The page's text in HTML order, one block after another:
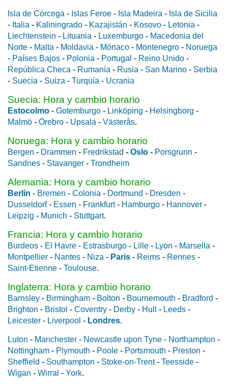
Isla de Córcega - Islas Feroe - Isla Madeira - Isla de Sicilia
- Italia - Kaliningrado - Kazajistán - Kosovo - Letonia -
Liechtenstein - Lituania - Luxemburgo - Macedonia del
Norte - Malta - Moldavia - Mónaco - Montenegro - Noruega
- Países Bajos - Polonia - Portugal - Reino Unido -
República Checa - Rumanía - Rusia - San Marino - Serbia
- Suecia - Suiza - Turquía - Ucrania
Suecia: Hora y cambio horario
Estocolmo - Gotemburgo - Linköping - Helsingborg -
Malmö - Örebro - Upsala - Västerås.
Noruega: Hora y cambio horario
Bergen - Drammen - Fredrikstad - Oslo - Porsgrunn -
Sandnes - Stavanger - Trondheim
Alemania: Hora y cambio horario
Berlín - Bremen - Colonia - Dortmund - Dresden -
Dusseldorf- Essen - Frankfurt- Hamburgo - Hannover -
Leipzig - Munich - Stuttgart.
Francia: Hora y cambio horario
Burdeos - El Havre - Estrasburgo - Lille - Lyon - Marsella -
Montpellier - Nantes - Niza - Paris - Reims - Rennes -
Saint-Etienne - Toulouse.
Inglaterra: Hora y cambio horario
Barnsley - Birmingham - Bolton - Bournemouth - Bradford -
Brighton - Bristol - Coventry - Derby - Hull - Leeds -
Leicester - Liverpool - Londres.
Luton - Manchester - Newcastle upon Tyne - Northampton -
Nottingham - Plymouth - Poole - Portsmouth - Preston -
Sheffield - Southampton - Stoke-on-Trent- Teesside -
Wigan - Wirral - York.